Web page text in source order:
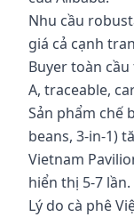
Nhu cầu
giá cả cạnh
Buyer toàn
A, traceable,
Sản phẩm chế
beans, 3-in-1)
Vietnam
hiển thị 5-7 lần.
Lý do cà phê